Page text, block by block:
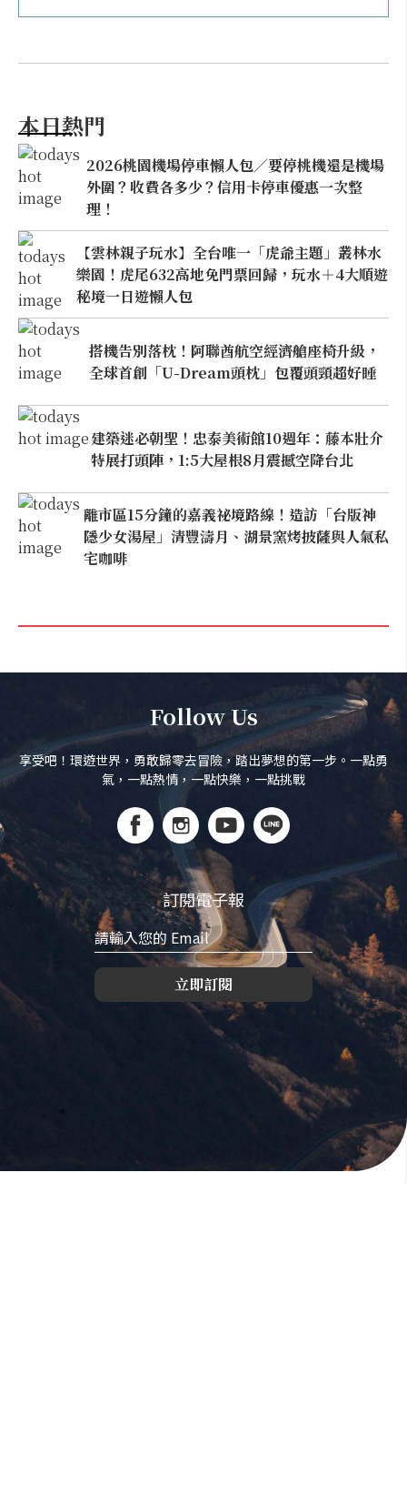
本日熱門
2026桃園機場停車懶人包／要停桃機還是機場
外圍？收費各多少？信用卡停車優惠一次整
理！
【雲林親子玩水】全台唯一「虎爺主題」叢林水
樂園！虎尾632高地免門票回歸，玩水＋4大順遊
秘境一日遊懶人包
搭機告別落枕！阿聯酋航空經濟艙座椅升級，
全球首創「U-Dream頭枕」包覆頭頸超好睡
建築迷必朝聖！忠泰美術館10週年：藤本壯介
特展打頭陣，1:5大屋根8月震撼空降台北
離市區15分鐘的嘉義祕境路線！造訪「台版神
隱少女湯屋」清豐濤月、湖景窯烤披薩與人氣私
宅咖啡
Follow Us
享受吧！環遊世界，勇敢歸零去冒險，踏出夢想的第一步。一點勇
氣，一點熱情，一點快樂，一點挑戰
訂閱電子報
立即訂閱